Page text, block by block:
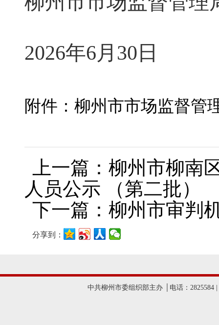
2026年6月 30 日
附件：柳州市市场监督管
上一篇：柳州市柳南
人员公示 （第二批）
下一篇：柳州市审判
分享到：
中共柳州市委组织部主办 │电话：2825584